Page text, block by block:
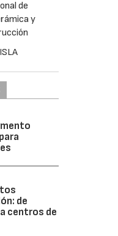
de
centros de